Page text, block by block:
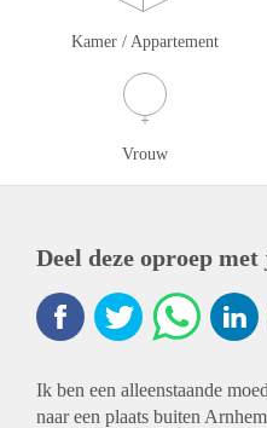
Kamer / Appartement
Vrouw
Deel deze oproep
Ik ben een alleenstaande
naar een plaats buiten